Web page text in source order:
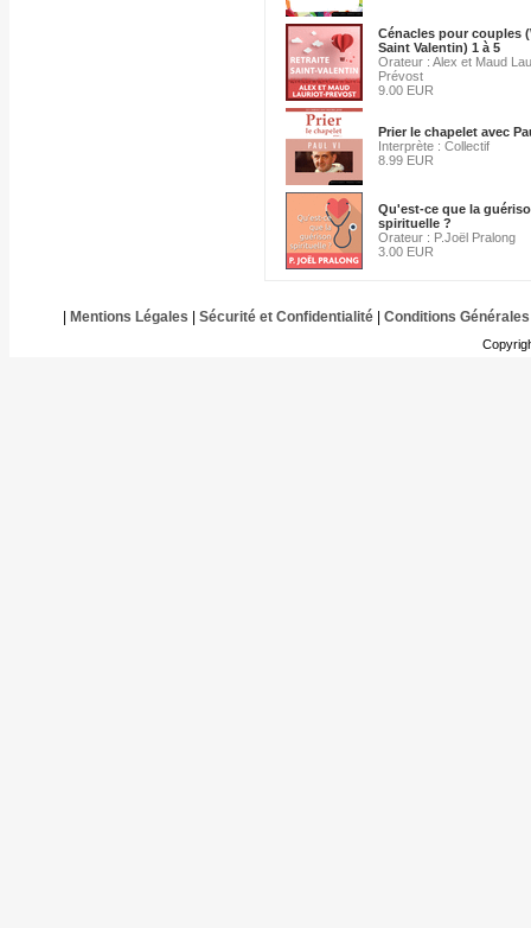
Cénacles pour couples
Saint Valentin) 1 à 5
Orateur : Alex et Maud
Prévost
9.00 EUR
Prier le chapelet avec
Interprète : Collectif
8.99 EUR
Qu'est-ce que la
spirituelle ?
Orateur : P.Joël Pralong
3.00 EUR
Mentions Légales Sécurité et Confidentialité| Conditions Générales